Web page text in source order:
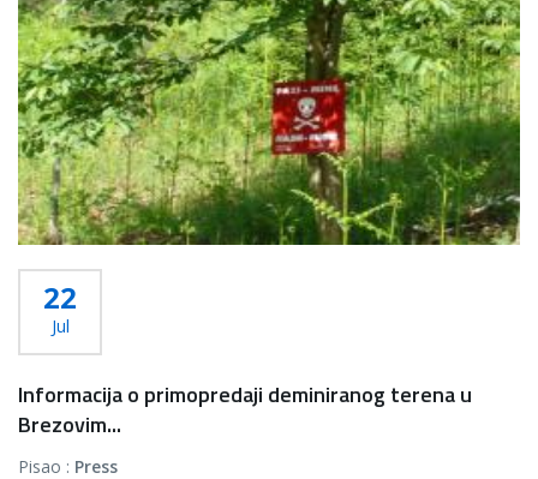
22
Jul
Informacija o primopredaji deminiranog terena u
Brezovim...
Pisao : Press